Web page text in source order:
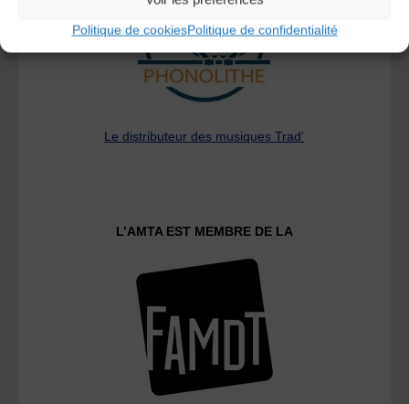
Politique de cookiesPolitique de confidentialité
Le distributeur des musiques Trad'
L’AMTA EST MEMBRE DE LA